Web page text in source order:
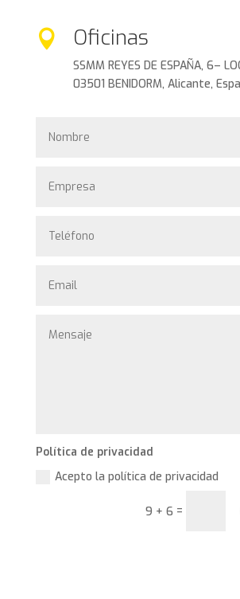
 Oficinas
SSMM REYES DE ESPAÑA, 6–
03501 BENIDORM, Alicante,
Política de privacidad
Acepto la política de privacidad
9 + 6 =